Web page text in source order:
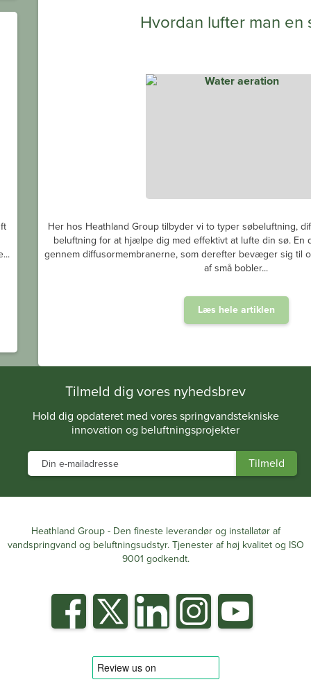
Hvordan lufter man en
Her hos Heathland Group tilbyder vi to typer søbeluftning,
beluftning for at hjælpe dig med effektivt at lufte din sø. En
gennem diffusormembranerne, som derefter bevæger sig til
af små bobler...
Læs hele artiklen
Tilmeld dig vores nyhedsbrev
Hold dig opdateret med vores springvandstekniske
innovation og beluftningsprojekter
Heathland Group - Den fineste leverandør og installatør af
vandspringvand og beluftningsudstyr. Tjenester af høj kvalitet og ISO
9001 godkendt.